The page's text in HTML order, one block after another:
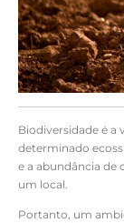
Biodiversidade é a
determinado
e a abundância de
um local.
Portanto, um